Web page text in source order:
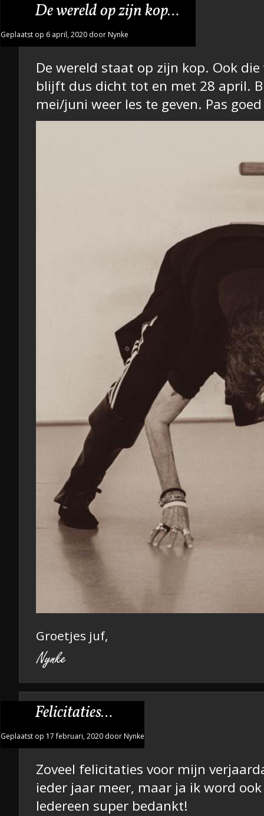
De wereld op zijn kop…
Geplaatst op 6 april, 2020 door Nynke
De wereld staat op zijn kop. Ook
blijft dus dicht tot en met 28 april.
mei/juni weer les te geven. Pas
Groetjes juf,
Felicitaties…
Geplaatst op 17 februari, 2020 door Nynke
Zoveel felicitaties voor mijn
ieder jaar meer, maar ja ik word
Iedereen super bedankt!